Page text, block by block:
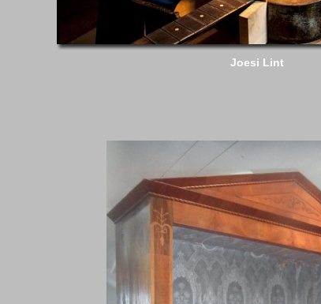
Joesi Lint